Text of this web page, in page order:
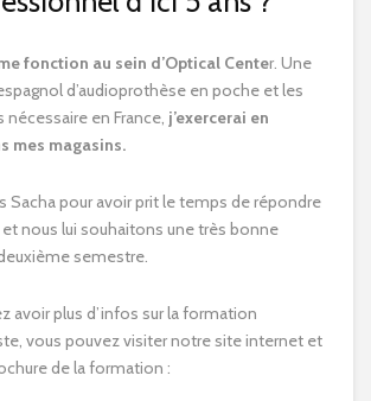
fonction au sein d’Optical Center. Une
d’audioprothèse en poche et les
en France, j’exercerai en
mes magasins.
Sacha pour avoir prit le temps de répondre
nous lui souhaitons une très bonne
semestre.
avoir plus d’infos sur la formation
vous pouvez visiter notre site internet et
de la formation :